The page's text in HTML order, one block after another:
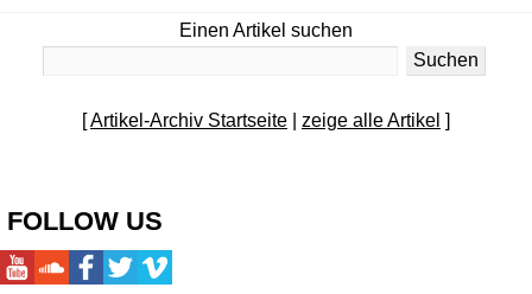
Einen Artikel suchen
[Artikel-Archiv Startseite zeige alle Artikel ]
FOLLOW US